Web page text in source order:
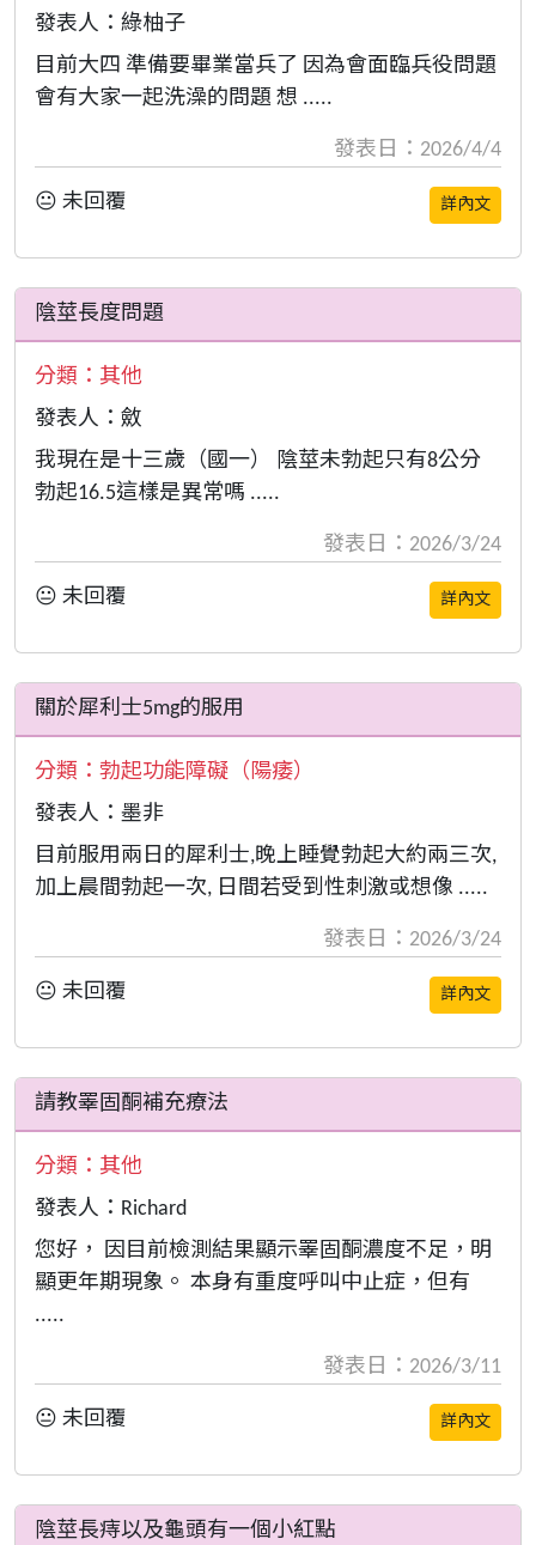
發表人：綠柚子
目前大四 準備要畢業當兵了 因為會面臨兵役問題
會有大家一起洗澡的問題 想 .....
發表日：2026/4/4
😐 未回覆 詳內文
陰莖長度問題
分類： 其他
發表人：斂
我現在是十三歲（國一） 陰莖未勃起只有8公分
勃起16.5這樣是異常嗎 .....
發表日：2026/3/24
😐 未回覆 詳內文
關於犀利士5mg的服用
分類： 勃起功能障礙（陽痿）
發表人：墨非
目前服用兩日的犀利士,晚上睡覺勃起大約兩三次,
加上晨間勃起一次, 日間若受到性刺激或想像 .....
發表日：2026/3/24
😐 未回覆 詳內文
請教睪固酮補充療法
分類： 其他
發表人：Richard
您好， 因目前檢測結果顯示睪固酮濃度不足，明
顯更年期現象。 本身有重度呼叫中止症，但有
.....
發表日：2026/3/11
😐 未回覆 詳內文
陰莖長痔以及龜頭有一個小紅點